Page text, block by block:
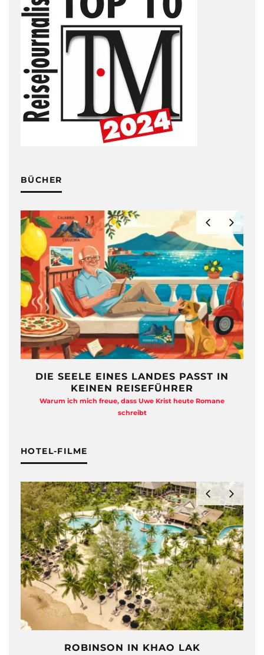
BÜCHER
DIE SEELE EINES LANDES PASST IN
KEINEN REISEFÜHRER
Warum ich mich freue, dass Uwe Krist heute Romane
schreibt
HOTEL-FILME
ROBINSON IN KHAO LAK